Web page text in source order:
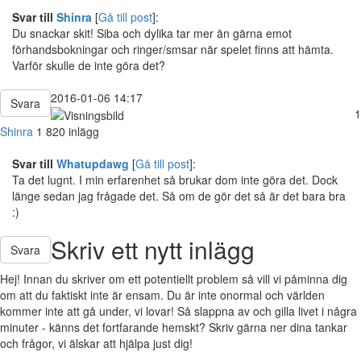
Svar till Shinra [Gå till post]:
Du snackar skit! Siba och dylika tar mer än gärna emot
förhandsbokningar och ringer/smsar när spelet finns att hämta.
Varför skulle de inte göra det?
Svara
2016-01-06 14:17
1
Shinra 1 820 inlägg
Svar till Whatupdawg [Gå till post]:
Ta det lugnt. I min erfarenhet så brukar dom inte göra det. Dock
länge sedan jag frågade det. Så om de gör det så är det bara bra
:)
Svara Skriv ett nytt inlägg
Hej! Innan du skriver om ett potentiellt problem så vill vi påminna dig
om att du faktiskt inte är ensam. Du är inte onormal och världen
kommer inte att gå under, vi lovar! Så slappna av och gilla livet i några
minuter - känns det fortfarande hemskt? Skriv gärna ner dina tankar
och frågor, vi älskar att hjälpa just dig!